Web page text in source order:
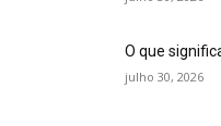
O que
julho 30, 2026